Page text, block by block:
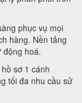
phục vụ mọi
hàng. Nền tảng
động hoá.
sơ 1 cánh
tối đa nhu cầu sử